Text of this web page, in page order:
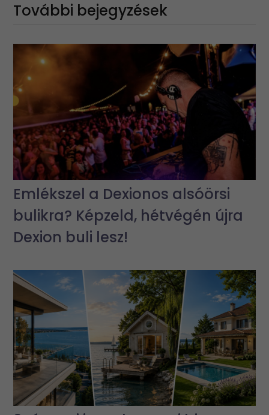
További bejegyzések
Emlékszel a Dexionos alsóörsi
bulikra? Képzeld, hétvégén újra
Dexion buli lesz!